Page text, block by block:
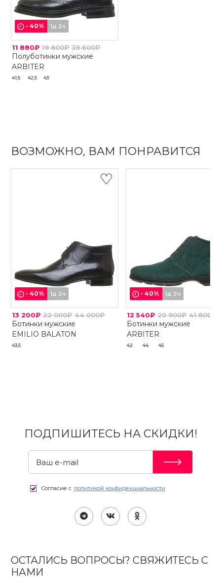
-40% 1д 2ч
11 880₽ 19 800₽ 39 600₽
Полуботинки мужские
ARBITER
41,5 42,5 43
ВОЗМОЖНО, ВАМ ПОНРАВИТСЯ
-40% 1д 2ч
13 200₽ 22 000₽ 44 000₽
Ботинки мужские
EMILIO BALATON
43,5
-40% 1д 2ч
12 540₽ 20 900₽ 41 800₽
Ботинки мужские
ARBITER
42 44 45
ПОДПИШИТЕСЬ НА СКИДКИ!
Согласие с политикой конфиденциальности
ОСТАЛИСЬ ВОПРОСЫ? СВЯЖИТЕСЬ С
НАМИ